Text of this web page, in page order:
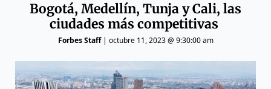
Bogotá, Medellín, Tunja y Cali, las
ciudades más competitivas
Forbes Staff| octubre 11, 2023 @ 9:30:00 am